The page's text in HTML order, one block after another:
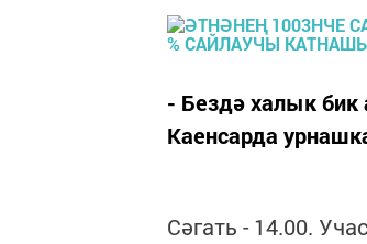
- Бездә халык
Каенсарда
Сәгать - 14.00.